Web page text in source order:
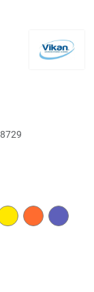
YELLOW ORANGE PURPLE